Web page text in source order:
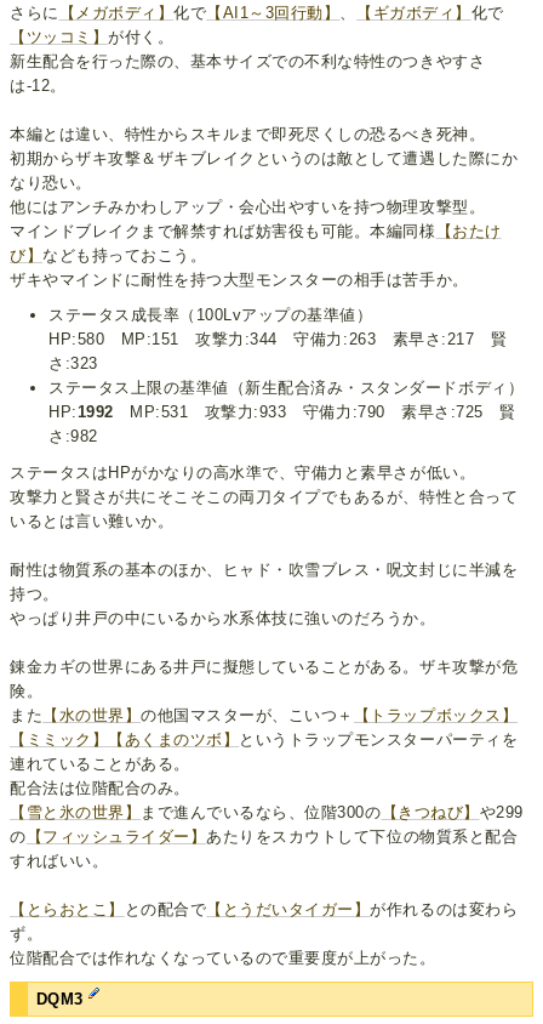
さらに
【メガボディ】化で 【AI1～3回行動】 、 【ギガボディ】 化で
【ツッコミ】が付く。
新生配合を行った際の、基本サイズでの不利な特性のつきやすさ
は-12。
本編とは違い、特性からスキルまで即死尽くしの恐るべき死神。
初期からザキ攻撃＆ザキブレイクというのは敵として遭遇した際にか
なり恐い。
他にはアンチみかわしアップ・会心出やすいを持つ物理攻撃型。
マインドブレイクまで解禁すれば妨害役も可能。本編同様
【おたけ
び】 なども持っておこう。
ザキやマインドに耐性を持つ大型モンスターの相手は苦手か。
ステータス成長率（100Lvアップの基準値）
HP:580 MP:151 攻撃力:344 守備力:263 素早さ:217 賢
さ:323
ステータス上限の基準値（新生配合済み・スタンダードボディ）
HP:1992 MP:531 攻撃力:933 守備力:790 素早さ:725 賢
さ:982
ステータスはHPがかなりの高水準で、守備力と素早さが低い。
攻撃力と賢さが共にそこそこの両刀タイプでもあるが、特性と合って
いるとは言い難いか。
耐性は物質系の基本のほか、ヒャド・吹雪ブレス・呪文封じに半減を
持つ。
やっぱり井戸の中にいるから水系体技に強いのだろうか。
錬金カギの世界にある井戸に擬態していることがある。ザキ攻撃が危
険。
また 【水の世界】の他国マスターが、こいつ＋
【トラップボックス】
【ミミック】
【あくまのツボ】
というトラップモンスターパーティを
連れていることがある。
配合法は位階配合のみ。
【雪と氷の世界】
まで進んでいるなら、位階300の 【きつねび】 や299
の 【フィッシュライダー】 あたりをスカウトして下位の物質系と配合
すればいい。
【とらおとこ】 との配合で 【とうだいタイガー】が作れるのは変わら
ず。
位階配合では作れなくなっているので重要度が上がった。
DQM3